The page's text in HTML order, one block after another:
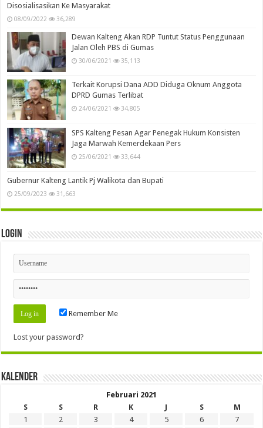
Disosialisasikan Ke Masyarakat
08/09/2022 36,289
Dewan Kalteng Akan RDP Tuntut Status Penggunaan
Jalan Oleh PBS di Gumas
30/06/2021 35,113
Terkait Korupsi Dana ADD Diduga Oknum Anggota
DPRD Gumas Terlibat
24/06/2021 34,805
SPS Kalteng Pesan Agar Penegak Hukum Konsisten
Jaga Marwah Kemerdekaan Pers
25/06/2021 33,644
Gubernur Kalteng Lantik Pj Walikota dan Bupati
25/09/2023 31,663
Login
Remember Me
Lost your password?
Kalender
Februari 2021
S
S R K J S
M
1
2 3 4 5 6
7